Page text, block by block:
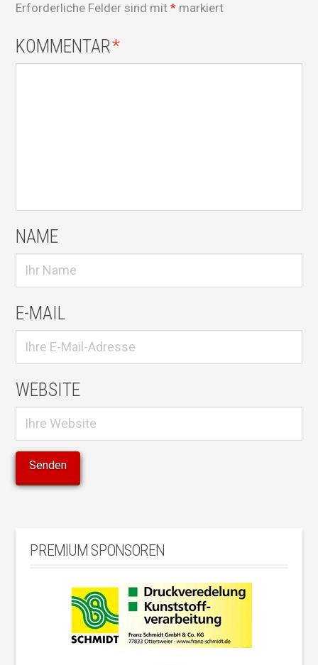
Erforderliche Felder sind mit* markiert
KOMMENTAR*
NAME
E-MAIL
WEBSITE
PREMIUM SPONSOREN